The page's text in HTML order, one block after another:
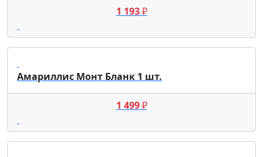
1 193₽
Амариллис Монт Бланк 1 шт.
1 499₽